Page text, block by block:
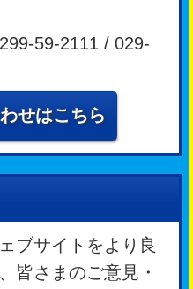
59-2111 / 029-
せはこちら
ブサイトをより良
皆さまのご意見・